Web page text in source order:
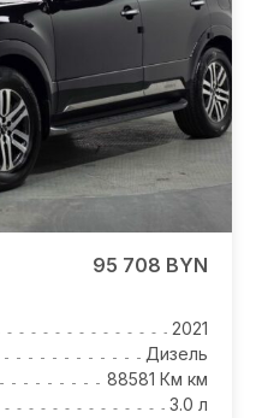
95 708 BYN
2021
Дизель
88581 Км км
3.0 л